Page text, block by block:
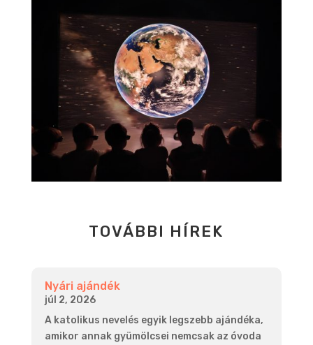
TOVÁBBI HÍREK
Nyári ajándék
júl 2, 2026
A katolikus nevelés egyik legszebb ajándéka,
amikor annak gyümölcsei nemcsak az óvoda